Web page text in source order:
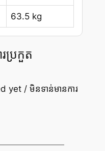
63.5 kg
ប្រកួត
yet / មិនទាន់មានការ